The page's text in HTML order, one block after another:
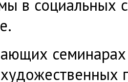
в социальных